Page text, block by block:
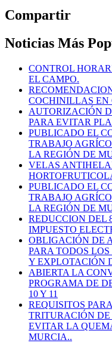
Compartir
Noticias Más
CONTROL
EL CAMPO.
COCHINILLAS EN
AUTORIZACIÓN
PARA EVITAR
PUBLICADO EL
TRABAJO
LA REGIÓN DE
VELAS
PUBLICADO EL
TRABAJO
LA REGIÓN DE
REDUCCION DEL
IMPUESTO
OBLIGACIÓN DE
PARA TODOS
Y EXPLOTACIÓN
ABIERTA LA
PROGRAMA DE
10 Y 11
REQUISITOS
TRITURACIÓN DE
EVITAR LA
MURCIA..